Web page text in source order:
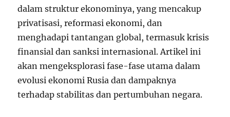
dalam struktur ekonominya, yang mencakup
privatisasi, reformasi ekonomi, dan
menghadapi tantangan global, termasuk krisis
finansial dan sanksi internasional. Artikel ini
akan mengeksplorasi fase-fase utama dalam
evolusi ekonomi Rusia dan dampaknya
terhadap stabilitas dan pertumbuhan negara.